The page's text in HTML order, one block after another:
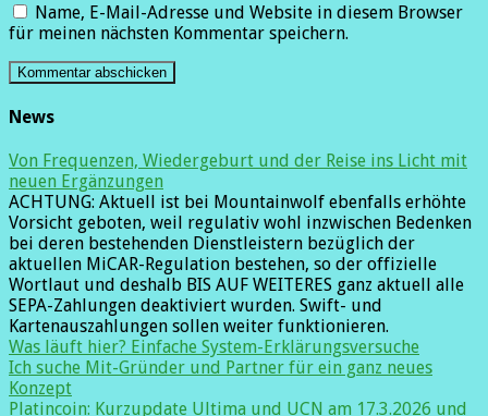
Name, E-Mail-Adresse und Website in diesem Browser
für meinen nächsten Kommentar speichern.
News
Von Frequenzen, Wiedergeburt und der Reise ins Licht mit
neuen Ergänzungen
ACHTUNG: Aktuell ist bei Mountainwolf ebenfalls erhöhte
Vorsicht geboten, weil regulativ wohl inzwischen Bedenken
bei deren bestehenden Dienstleistern bezüglich der
aktuellen MiCAR-Regulation bestehen, so der offizielle
Wortlaut und deshalb BIS AUF WEITERES ganz aktuell alle
SEPA-Zahlungen deaktiviert wurden. Swift- und
Kartenauszahlungen sollen weiter funktionieren.
Was läuft hier? Einfache System-Erklärungsversuche
Ich suche Mit-Gründer und Partner für ein ganz neues
Konzept
Platincoin: Kurzupdate Ultima und UCN am 17.3.2026 und